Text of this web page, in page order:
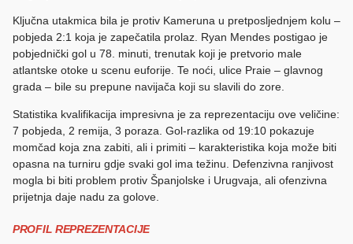
Ključna utakmica bila je protiv Kameruna u pretposljednjem kolu –
pobjeda 2:1 koja je zapečatila prolaz. Ryan Mendes postigao je
pobjednički gol u 78. minuti, trenutak koji je pretvorio male
atlantske otoke u scenu euforije. Te noći, ulice Praie – glavnog
grada – bile su prepune navijača koji su slavili do zore.
Statistika kvalifikacija impresivna je za reprezentaciju ove veličine:
7 pobjeda, 2 remija, 3 poraza. Gol-razlika od 19:10 pokazuje
momčad koja zna zabiti, ali i primiti – karakteristika koja može biti
opasna na turniru gdje svaki gol ima težinu. Defenzivna ranjivost
mogla bi biti problem protiv Španjolske i Urugvaja, ali ofenzivna
prijetnja daje nadu za golove.
PROFIL REPREZENTACIJE